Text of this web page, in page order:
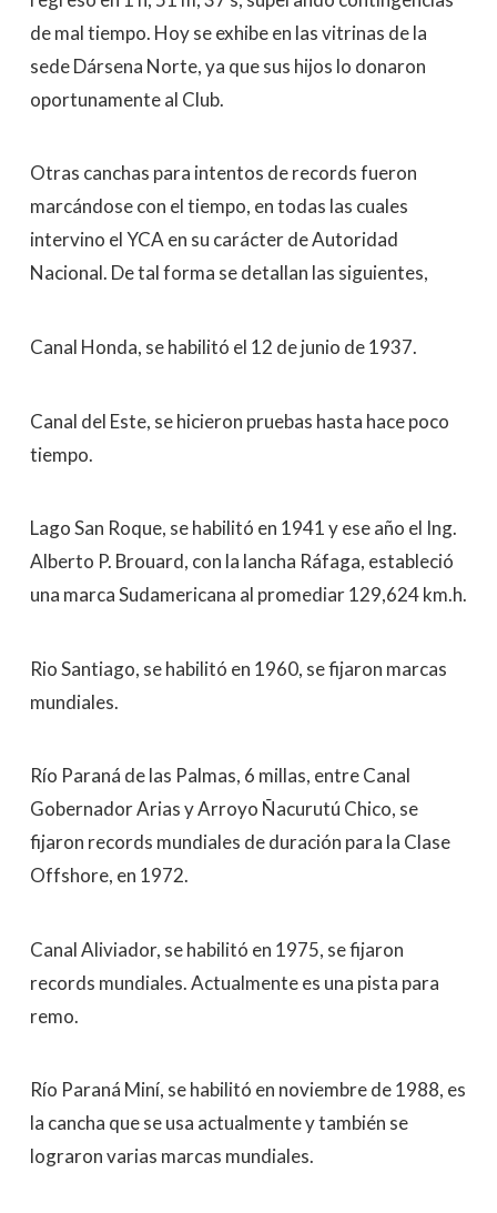
de mal tiempo. Hoy se exhibe en las vitrinas de la
sede Dársena Norte, ya que sus hijos lo donaron
oportunamente al Club.
Otras canchas para intentos de records fueron
marcándose con el tiempo, en todas las cuales
intervino el YCA en su carácter de Autoridad
Nacional. De tal forma se detallan las siguientes,
Canal Honda, se habilitó el 12 de junio de 1937.
Canal del Este, se hicieron pruebas hasta hace poco
tiempo.
Lago San Roque, se habilitó en 1941 y ese año el Ing.
Alberto P. Brouard, con la lancha Ráfaga, estableció
una marca Sudamericana al promediar 129,624 km.h.
Rio Santiago, se habilitó en 1960, se fijaron marcas
mundiales.
Río Paraná de las Palmas, 6 millas, entre Canal
Gobernador Arias y Arroyo Ñacurutú Chico, se
fijaron records mundiales de duración para la Clase
Offshore, en 1972.
Canal Aliviador, se habilitó en 1975, se fijaron
records mundiales. Actualmente es una pista para
remo.
Río Paraná Miní, se habilitó en noviembre de 1988, es
la cancha que se usa actualmente y también se
lograron varias marcas mundiales.